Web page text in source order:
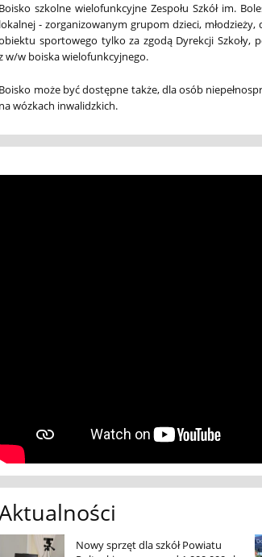
Boisko szkolne wielofunkcyjne Zespołu Szkół im.
lokalnej - zorganizowanym grupom dzieci,
sportowego tylko za zgodą Dyrekcji Szkoły,
w/w boiska wielofunkcyjnego.
Boisko może być dostępne także, dla osób
na wózkach inwalidzkich.
Nowy sprzęt dla szkół Powiatu